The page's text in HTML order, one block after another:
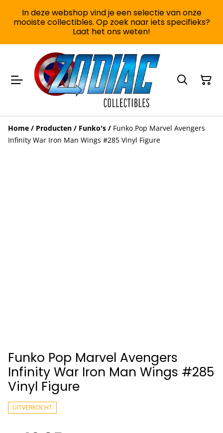
In deze webshop vind je een selectie van onze
mooiste collectibles. Op zoek naar iets specifieks?
Laat het ons weten!
Home / Producten / Funko's / Funko Pop Marvel Avengers
Infinity War Iron Man Wings #285 Vinyl Figure
Funko Pop Marvel Avengers
Infinity War Iron Man Wings #285
Vinyl Figure
UITVERKOCHT